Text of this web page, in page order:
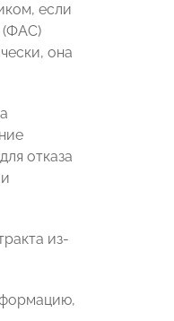
если
(ФАС)
она
отказа
из-